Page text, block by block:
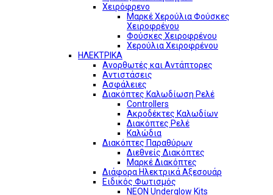
Χειρόφρενο
Μαρκέ Χερούλια Φούσκες
Χειροφρένου
Φούσκες Χειροφρένου
Χερούλια Χειροφρένου
ΗΛΕΚΤΡΙΚΑ
Ανορθωτές και Αντάπτορες
Αντιστάσεις
Ασφάλειες
Διακόπτες Καλωδίωση Ρελέ
Controllers
Ακροδέκτες Καλωδίων
Διακόπτες Ρελέ
Καλώδια
Διακόπτες Παραθύρων
Διεθνείς Διακόπτες
Μαρκέ Διακόπτες
Διάφορα Ηλεκτρικά Αξεσουάρ
Ειδικός Φωτισμός
NEON Underglow Kits